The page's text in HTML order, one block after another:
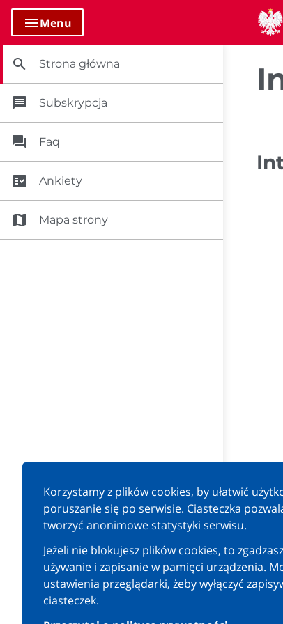
menuMenu
search Strona główna
message Subskrypcja
question_answer Faq
fact_check Ankiety
map Mapa strony
Korzystamy z plików cookies, by ułatwić
poruszanie się po serwisie. Ciasteczka
tworzyć anonimowe statystyki serwisu.
Jeżeli nie blokujesz plików cookies, to
używanie i zapisanie w pamięci urządzenia.
ustawienia przeglądarki, żeby wyłączyć
ciasteczek.